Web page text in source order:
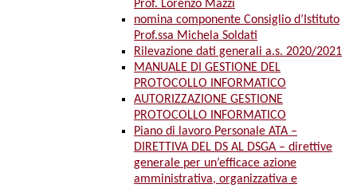
Prof. Lorenzo Mazzi
nomina componente Consiglio d’Istituto
Prof.ssa Michela Soldati
Rilevazione dati generali a.s. 2020/2021
MANUALE DI GESTIONE DEL
PROTOCOLLO INFORMATICO
AUTORIZZAZIONE GESTIONE
PROTOCOLLO INFORMATICO
Piano di lavoro Personale ATA –
DIRETTIVA DEL DS AL DSGA – direttive
generale per un’efficace azione
amministrativa, organizzativa e